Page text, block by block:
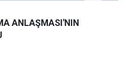
ANLAŞMASI'NIN